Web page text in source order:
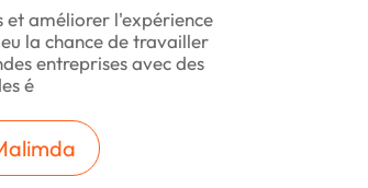
et améliorer l'expérience
la chance de travailler
entreprises avec des
é